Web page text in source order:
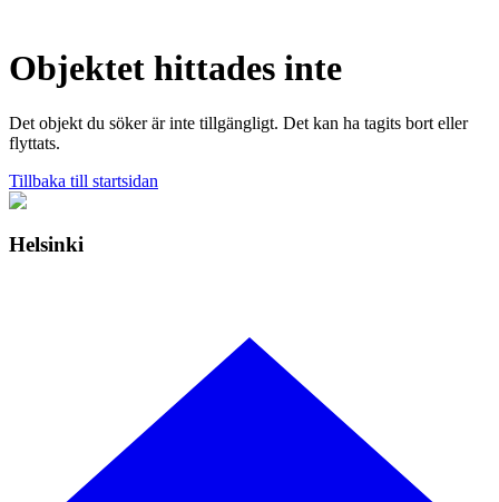
Objektet hittades inte
Det objekt du söker är inte tillgängligt. Det kan ha tagits bort eller
flyttats.
Tillbaka till startsidan
Helsinki